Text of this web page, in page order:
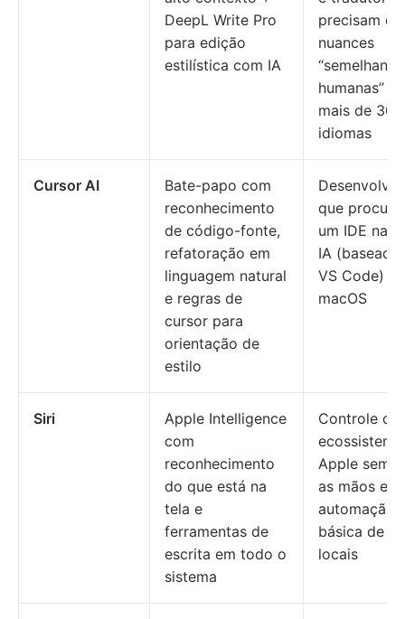
DeepL Write Pro
para edição
estilística com IA
precisam de
nuances
humanas”
mais de 30
idiomas
Cursor AI
Bate-papo com
reconhecimento
de código-fonte,
refatoração em
linguagem natural
e regras de
cursor para
orientação de
estilo
que
um IDE
IA (baseado
VS Code)
macOS
Siri
Apple Intelligence
com
reconhecimento
do que está na
tela e
ferramentas de
escrita em todo o
sistema
Controle do
ecossistema
Apple sem
as mãos e
automação
básica de
locais